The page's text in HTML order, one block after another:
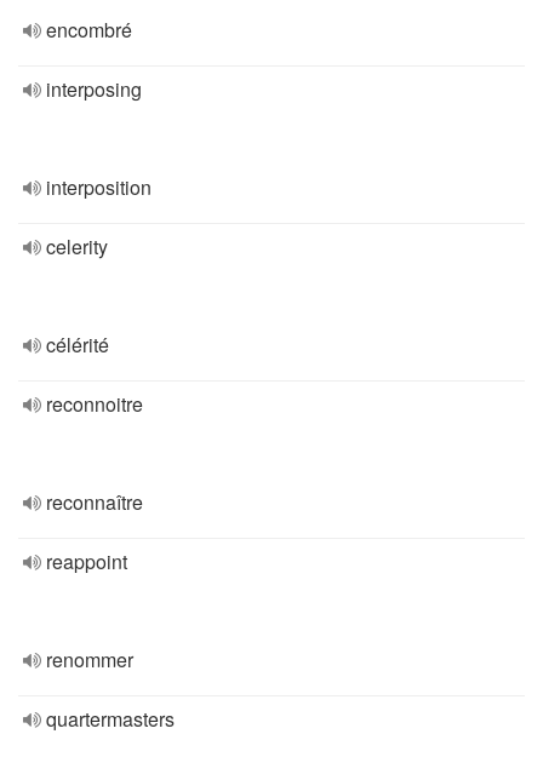
encombré
interposing
interposition
celerity
célérité
reconnoitre
reconnaître
reappoint
renommer
quartermasters